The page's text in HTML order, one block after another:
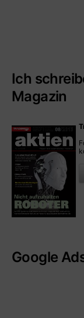
Ich
Magazin
Google